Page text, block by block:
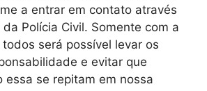
a entrar em contato através
Polícia Civil. Somente com a
será possível levar os
e evitar que
essa se repitam em nossa